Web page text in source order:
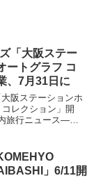
「 大阪ステー
ートグラフ コ
、7月31日に
阪ステーションホ
レクション」開
旅行ニュース―ト
」6/11開